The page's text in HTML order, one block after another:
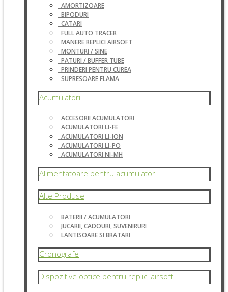
AMORTIZOARE
BIPODURI
CATARI
FULL AUTO TRACER
MANERE REPLICI AIRSOFT
MONTURI / SINE
PATURI / BUFFER TUBE
PRINDERI PENTRU CUREA
SUPRESOARE FLAMA
Acumulatori
ACCESORII ACUMULATORI
ACUMULATORI LI-FE
ACUMULATORI LI-ION
ACUMULATORI LI-PO
ACUMULATORI NI-MH
Alimentatoare pentru acumulatori
Alte Produse
BATERII / ACUMULATORI
JUCARII, CADOURI, SUVENIRURI
LANTISOARE SI BRATARI
Cronografe
Dispozitive optice pentru replici airsoft